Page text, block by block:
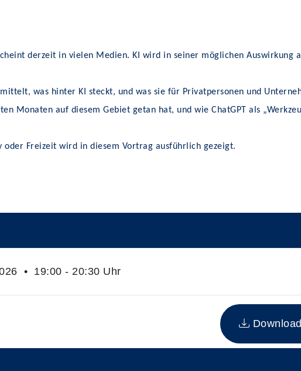
derzeit in vielen Medien. KI wird in seiner möglichen Auswirkung
was hinter KI steckt, und was sie für Privatpersonen und
Monaten auf diesem Gebiet getan hat, und wie ChatGPT als
oder Freizeit wird in diesem Vortrag ausführlich gezeigt.
• 19:00 - 20:30 Uhr